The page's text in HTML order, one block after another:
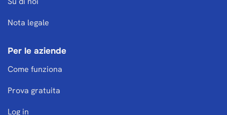
Nota legale
Per le aziende
Come funziona
Prova gratuita
Log in